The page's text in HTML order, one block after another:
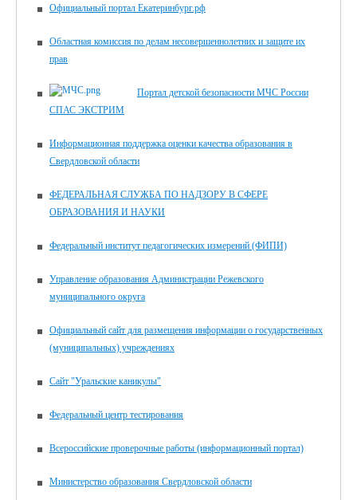
Официальный портал Екатеринбург.рф
Областная комиссия по делам несовершеннолетних и защите их
прав
Портал детской безопасности МЧС России
СПАС ЭКСТРИМ
Информационная поддержка оценки качества образования в
Свердловской области
ФЕДЕРАЛЬНАЯ СЛУЖБА ПО НАДЗОРУ В СФЕРЕ
ОБРАЗОВАНИЯ И НАУКИ
Федеральный институт педагогических измерений (ФИПИ)
Управление образования Администрации Режевского
муниципального округа
Официальный сайт для размещения информации о государственных
(муниципальных) учреждениях
Сайт "Уральские каникулы"
Федеральный центр тестирования
Всероссийские проверочные работы (информационный портал)
Министерство образования Свердловской области